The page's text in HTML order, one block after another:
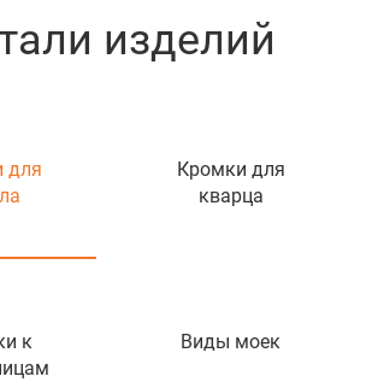
изделий
для
Кромки для
кварца
к
Виды моек